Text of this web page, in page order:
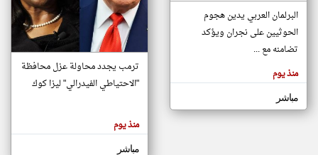
تغيير الدولة
مصادر الأخبار من سلطنة عُمان
اخبار سلطنة عُمان على مدار الساعة
أهم اخبار سلطنة عُمان العاجلة والمباشرة
المقالات
الموجوده
وجهة
نظر
كاتبيها.
البرلمان العربي يدين هجوم
الحوثيين على نجران ويؤكد
تضامنه مع ...
منذ يوم
مباشر
ترمب يجدد محاولة عزل محافظة
"الاحتياطي الفيدرالي" ليزا كوك
منذ يوم
مباشر
klyoum.com